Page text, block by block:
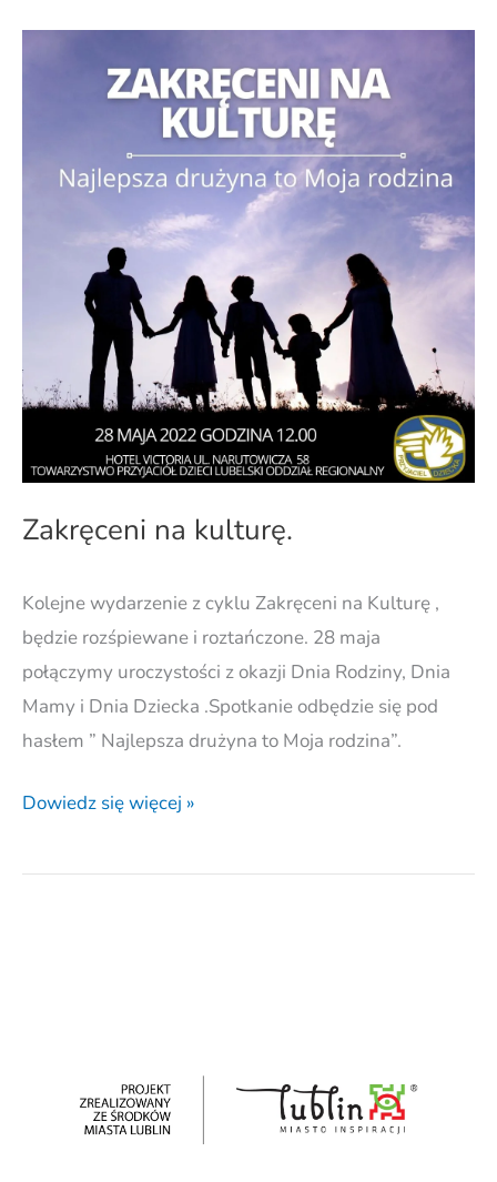
Zakręceni na kulturę.
Kolejne wydarzenie z cyklu Zakręceni na Kulturę ,
będzie rozśpiewane i roztańczone. 28 maja
połączymy uroczystości z okazji Dnia Rodziny, Dnia
Mamy i Dnia Dziecka .Spotkanie odbędzie się pod
hasłem ” Najlepsza drużyna to Moja rodzina”.
Dowiedz się więcej »